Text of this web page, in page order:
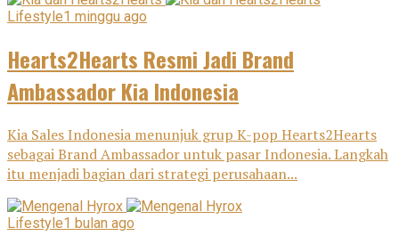
Lifestyle1 minggu ago
Hearts2Hearts Resmi Jadi Brand
Ambassador Kia Indonesia
Kia Sales Indonesia menunjuk grup K-pop Hearts2Hearts
sebagai Brand Ambassador untuk pasar Indonesia. Langkah
itu menjadi bagian dari strategi perusahaan...
Lifestyle1 bulan ago